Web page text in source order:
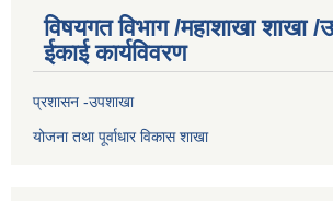
विषयगत विभाग /महाशाखा शाखा /
ईकाई कार्यविवरण
प्रशासन -उपशाखा
योजना तथा पूर्वाधार विकास शाखा